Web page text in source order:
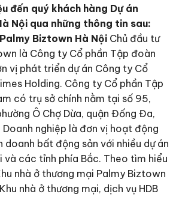
đến quý khách hàng Dự án
Nội qua những thông tin sau:
Biztown Hà Nội Chủ đầu tư
là Công ty Cổ phần Tập đoàn
vị phát triển dự án Công ty Cổ
Holding. Công ty Cổ phần Tập
có trụ sở chính nằm tại số 95,
Ô Chợ Dừa, quận Đống Đa,
Doanh nghiệp là đơn vị hoạt động
doanh bất động sản với nhiều dự án
và các tỉnh phía Bắc. Theo tìm hiểu
nhà ở thương mại Palmy Biztown
nhà ở thương mại, dịch vụ HDB